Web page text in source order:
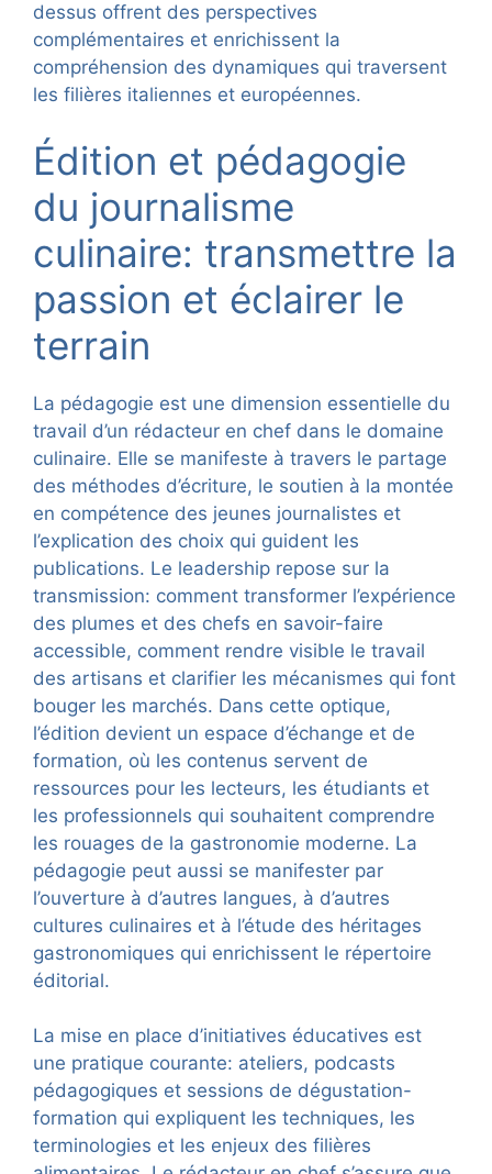
dessus offrent des perspectives
complémentaires et enrichissent la
compréhension des dynamiques qui traversent
les filières italiennes et européennes.
Édition et pédagogie
du journalisme
culinaire: transmettre la
passion et éclairer le
terrain
La pédagogie est une dimension essentielle du
travail d’un rédacteur en chef dans le domaine
culinaire. Elle se manifeste à travers le partage
des méthodes d’écriture, le soutien à la montée
en compétence des jeunes journalistes et
l’explication des choix qui guident les
publications. Le leadership repose sur la
transmission: comment transformer l’expérience
des plumes et des chefs en savoir-faire
accessible, comment rendre visible le travail
des artisans et clarifier les mécanismes qui font
bouger les marchés. Dans cette optique,
l’édition devient un espace d’échange et de
formation, où les contenus servent de
ressources pour les lecteurs, les étudiants et
les professionnels qui souhaitent comprendre
les rouages de la gastronomie moderne. La
pédagogie peut aussi se manifester par
l’ouverture à d’autres langues, à d’autres
cultures culinaires et à l’étude des héritages
gastronomiques qui enrichissent le répertoire
éditorial.
La mise en place d’initiatives éducatives est
une pratique courante: ateliers, podcasts
pédagogiques et sessions de dégustation-
formation qui expliquent les techniques, les
terminologies et les enjeux des filières